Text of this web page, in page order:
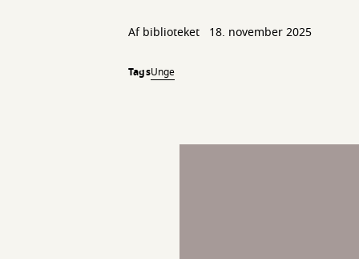
Af biblioteket 18. november 2025
TagsUnge